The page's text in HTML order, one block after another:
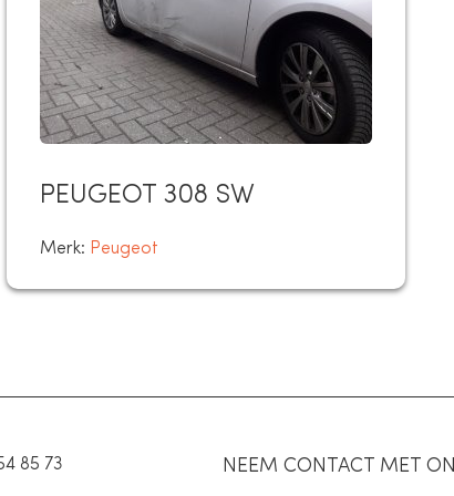
PEUGEOT 308 SW
Merk: Peugeot
85 73 NEEM CONTACT MET